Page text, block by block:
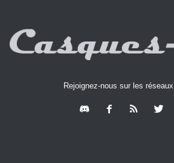
Rejoignez-nous sur les